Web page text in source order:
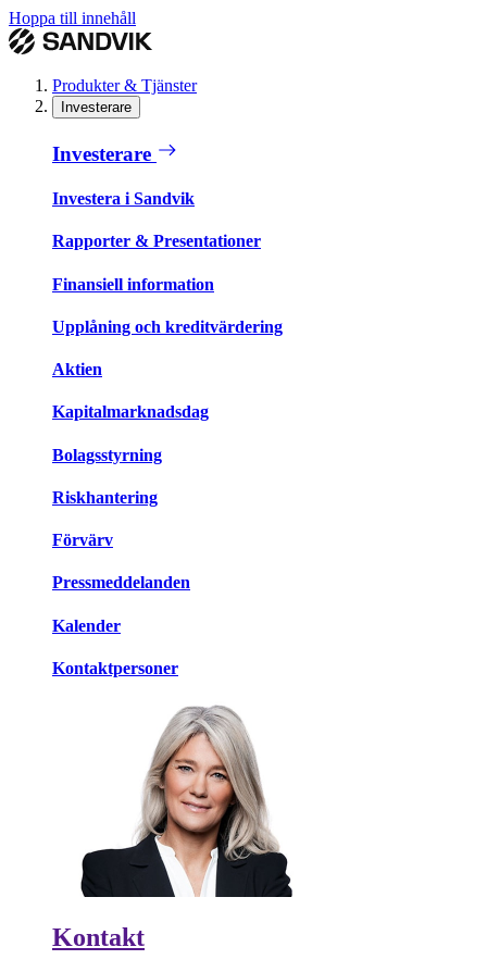
Hoppa till innehåll
Produkter & Tjänster
Investerare
Investerare
Investera i Sandvik
Rapporter & Presentationer
Finansiell information
Upplåning och kreditvärdering
Aktien
Kapitalmarknadsdag
Bolagsstyrning
Riskhantering
Förvärv
Pressmeddelanden
Kalender
Kontaktpersoner
Kontakt